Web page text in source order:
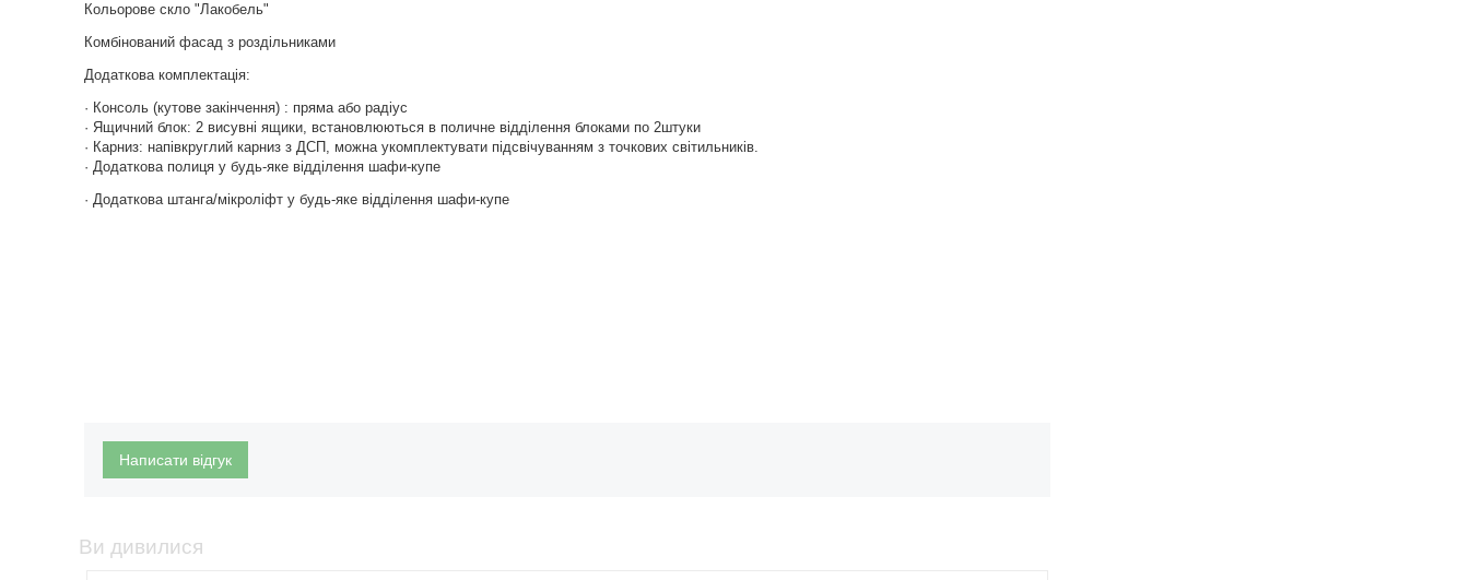
Кольорове скло "Лакобель"
Комбінований фасад з роздільниками
Додаткова комплектація:
· Консоль (кутове закінчення) : пряма або радіус
· Ящичний блок: 2 висувні ящики, встановлюються в поличне відділення блоками по 2штуки
· Карниз: напівкруглий карниз з ДСП, можна укомплектувати підсвічуванням з точкових світильників.
· Додаткова полиця у будь-яке відділення шафи-купе
· Додаткова штанга/мікроліфт у будь-яке відділення шафи-купе
Написати відгук
Ви дивилися